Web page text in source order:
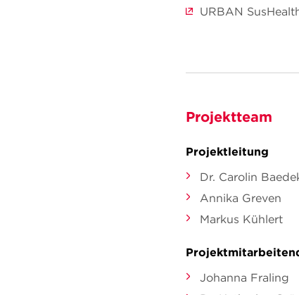
URBAN
Projektteam
Projektleitung
Dr. Carolin
Annika Greven
Markus Kühlert
Johanna Fraling